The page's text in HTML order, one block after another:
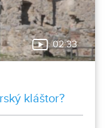
02:33
kláštor?